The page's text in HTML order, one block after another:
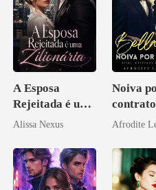
A Esposa
Rejeitada é uma
Zilionária
Alissa Nexus
Noiva
Mia
Afrodite